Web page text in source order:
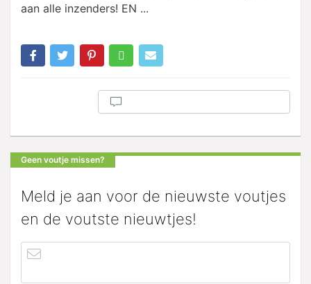
aan alle inzenders! EN ...
Geen voutje missen?
Meld je aan voor de nieuwste voutjes
en de voutste nieuwtjes!